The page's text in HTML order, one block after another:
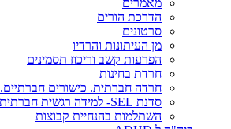
מאמרים
הדרכת הורים
סרטונים
מן העיתונות והרדיו
הפרעות קשב וריכוז תסמינים
חרדת בחינות
חרדה חברתית. כישורים חברתיים.
סדנת SEL- למידה רגשית חברתית
השתלמות בהנחיית קבוצות